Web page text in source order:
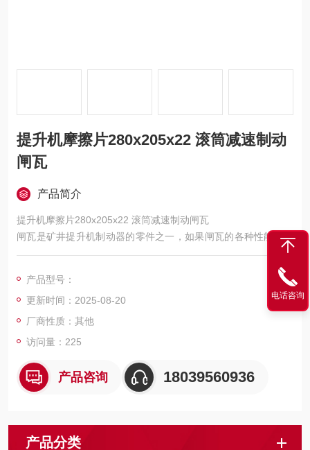
提升机摩擦片280x205x22 滚筒减速制动
闸瓦
产品简介
提升机摩擦片280x205x22 滚筒减速制动闸瓦
闸瓦是矿井提升机制动器的零件之一，如果闸瓦的各种性能达不
到设计要求，就会攸关设备能否正常运行。在矿井生产过程中，
盘形制动器闸瓦频繁地与制动盘进行摩擦来控制提升机的运行。
产品型号：
更新时间：2025-08-20
厂商性质：其他
访问量：225
产品咨询 18039560936
产品分类
电话咨询